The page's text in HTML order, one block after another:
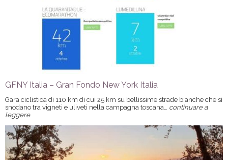
GFNY Italia – Gran Fondo New York Italia
Gara ciclistica di 110 km di cui 25 km su bellissime strade bianche che si
snodano tra vigneti e uliveti nella campagna toscana… continuarea
leggere